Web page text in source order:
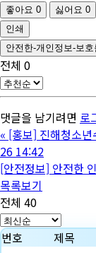
좋아요 0 싫어요 0
인쇄
안전한-개인정보-보
전체 0
댓글을 남기려면 로
« [홍보] 진해청소
26 14:42
[안전정보] 안전한
목록보기
전체 40
번호 제목